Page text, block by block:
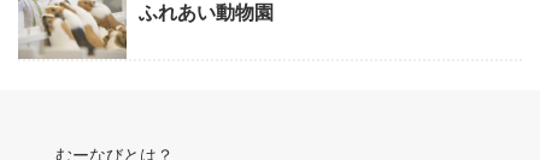
ふれあい動物園
むーなびとは？